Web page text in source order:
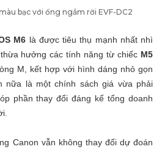
bạc với ống ngắm rời EVF-DC2
M6 là được tiêu thụ mạnh nhất nhì
hưởng các tính năng từ chiếc M5
M, kết hợp với hình dáng nhỏ gọn
nữa là một chính sách giá vừa phải
phần thay đổi đáng kể tổng doanh
Canon vẫn không thay đổi dự đoán